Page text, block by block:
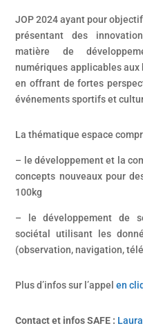
JOP 2024 ayant pour
présentant des
matière de
numériques applicables
en offrant de fortes
événements sportifs et
La thématique espace
– le développement et la
concepts nouveaux pour
100kg
– le développement de
sociétal utilisant les
(observation, navigation,
Plus d’infos sur l’appelen
Contact et infos SAFE :